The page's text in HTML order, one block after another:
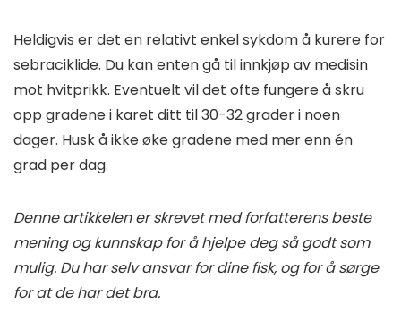
Heldigvis er det en relativt enkel sykdom å kurere for
sebraciklide. Du kan enten gå til innkjøp av medisin
mot hvitprikk. Eventuelt vil det ofte fungere å skru
opp gradene i karet ditt til 30-32 grader i noen
dager. Husk å ikke øke gradene med mer enn én
grad per dag.
Denne artikkelen er skrevet med forfatterens beste
mening og kunnskap for å hjelpe deg så godt som
mulig. Du har selv ansvar for dine fisk, og for å sørge
for at de har det bra.